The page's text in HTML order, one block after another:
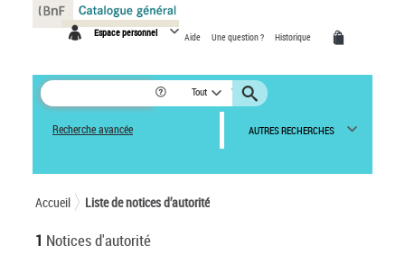
Espace personnel Aide Une question ? Historique
Tout
Recherche avancée AUTRES RECHERCHES
Accueil Liste de notices d’autorité
1 Notices d'autorité
Panneau de gestion des cookies